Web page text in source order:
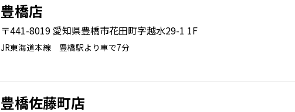
豊橋店
〒441-8019 愛知県豊橋市花田町字越水29-1 1F
JR東海道本線 豊橋駅より車で7分
豊橋佐藤町店